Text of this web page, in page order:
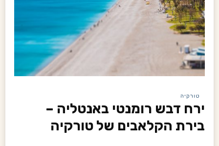
טורקיה
ירח דבש רומנטי באנטליה –
בירת הקלאבים של טורקיה